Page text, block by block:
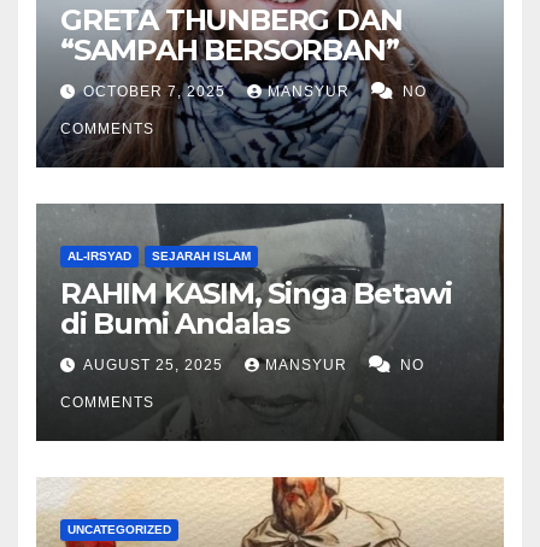
GRETA THUNBERG DAN
“SAMPAH BERSORBAN”
OCTOBER 7, 2025 MANSYUR NO
COMMENTS
AL-IRSYAD SEJARAH ISLAM
RAHIM KASIM, Singa Betawi
di Bumi Andalas
AUGUST 25, 2025 MANSYUR NO
COMMENTS
UNCATEGORIZED